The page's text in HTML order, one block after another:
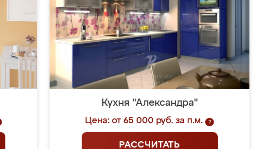
Кухня "Александра"
Цена: от 65 000 руб. за п.м. ?
РАССЧИТАТЬ